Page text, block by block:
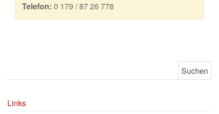
Telefon: 0 179 / 87 26 778
Links